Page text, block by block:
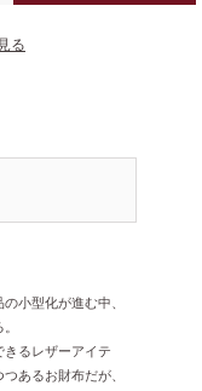
る
小型化が進む中、
るレザーアイテ
あるお財布だが、